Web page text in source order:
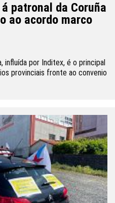
patronal da Coruña
ao acordo marco
influída por Inditex, é o principal
provinciais fronte ao convenio